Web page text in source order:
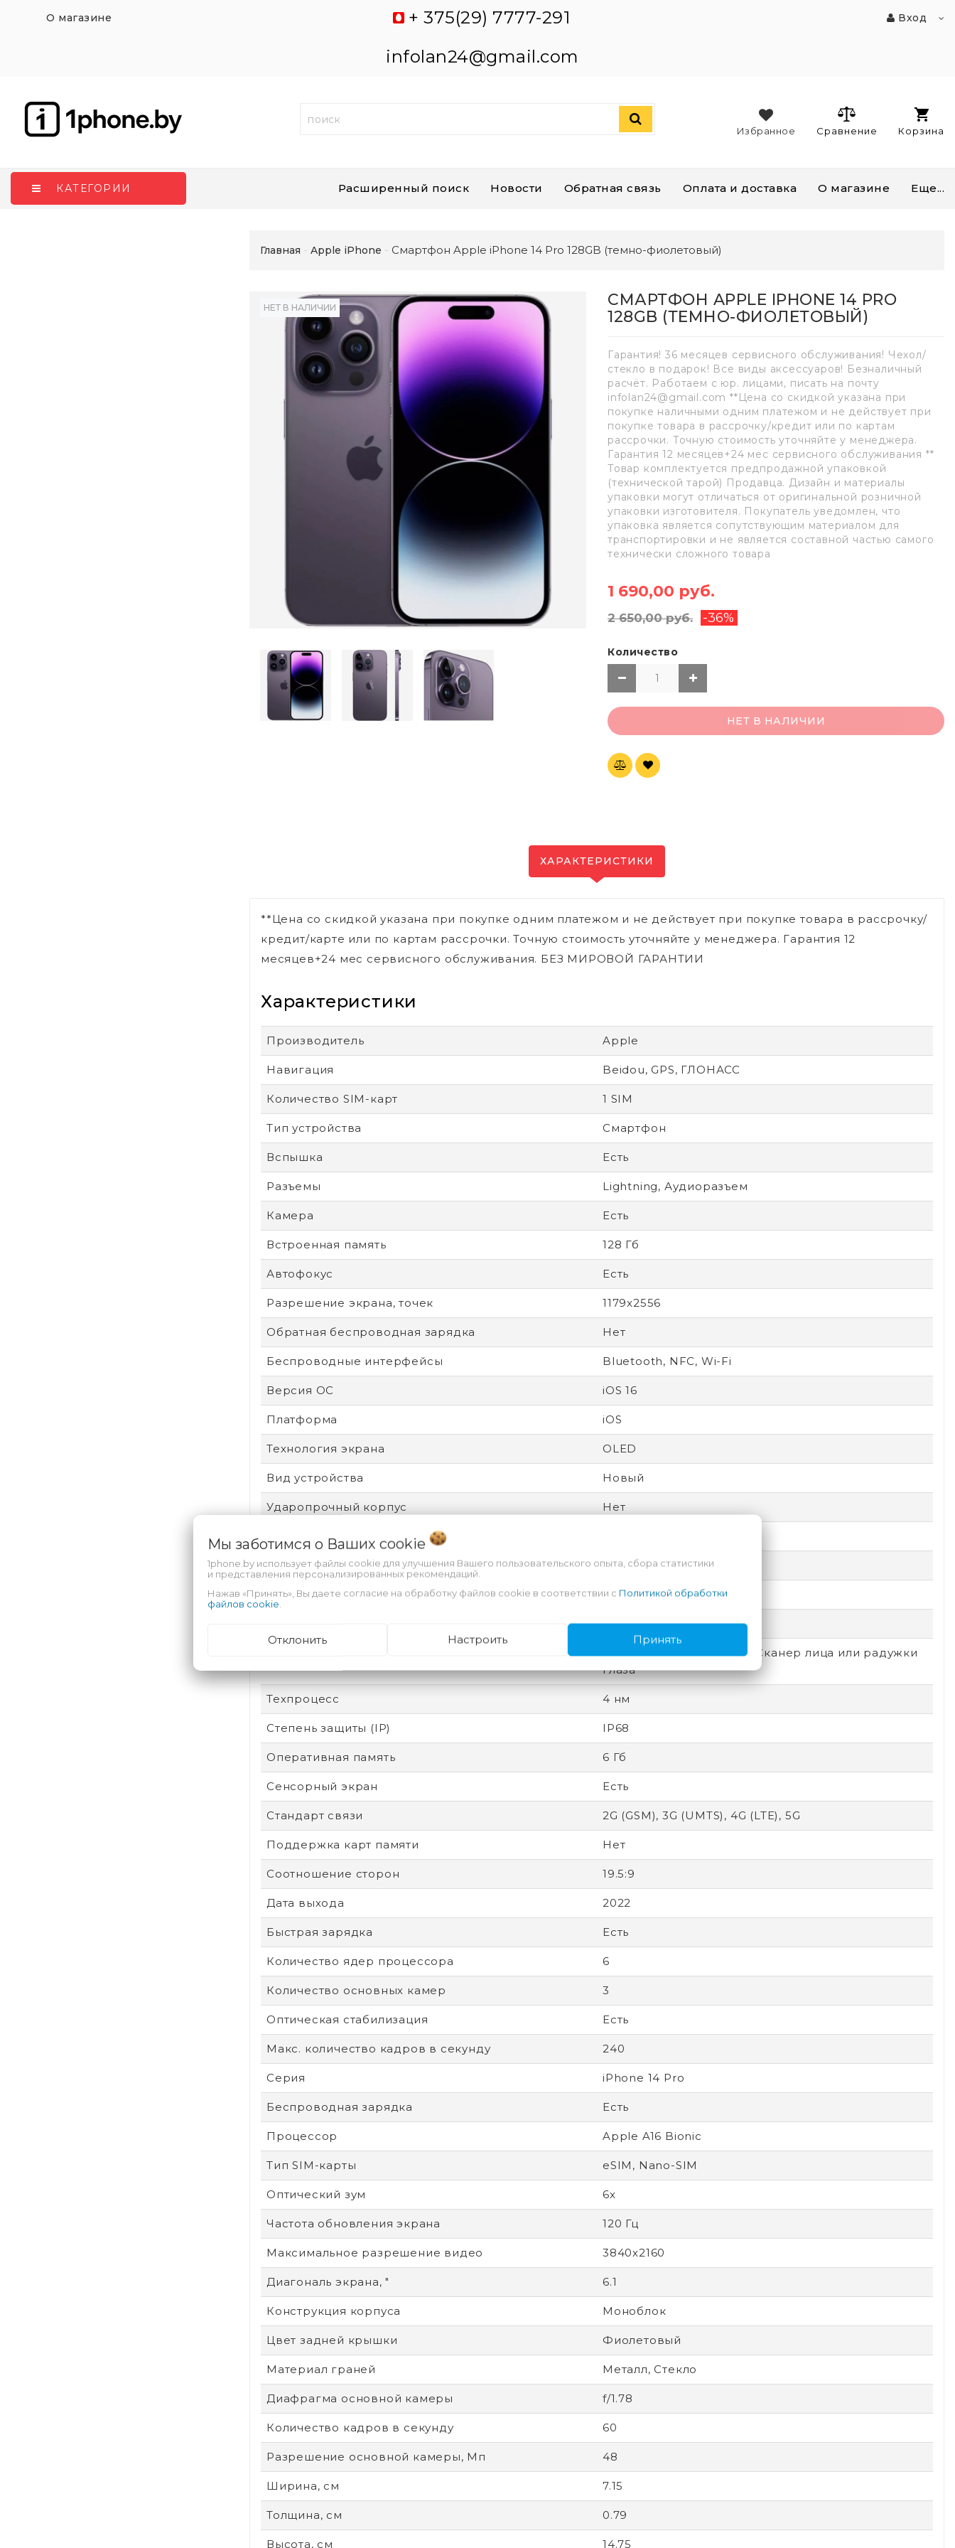
О магазине
+ 375(29) 7777-291
infolan24@gmail.com
Вход
Корзина
Сравнение
Избранное
КАТЕГОРИИ Расширенный поиск Новости Обратная связь Оплата и доставка О магазине Еще...
Главная Apple iPhone Смартфон Apple iPhone 14 Pro 128GB (темно-фиолетовый)
НЕТ В НАЛИЧИИ
СМАРТФОН APPLE IPHONE 14 PRO
128GB (ТЕМНО-ФИОЛЕТОВЫЙ)
Гарантия! 36 месяцев сервисного обслуживания! Чехол/
стекло в подарок! Все виды аксессуаров! Безналичный
расчёт. Работаем с юр. лицами, писать на почту
infolan24@gmail.com **Цена со скидкой указана при
покупке наличными одним платежом и не действует при
покупке товара в рассрочку/кредит или по картам
рассрочки. Точную стоимость уточняйте у менеджера.
Гарантия 12 месяцев+24 мес сервисного обслуживания **
Товар комплектуется предпродажной упаковкой
(технической тарой) Продавца. Дизайн и материалы
упаковки могут отличаться от оригинальной розничной
упаковки изготовителя. Покупатель уведомлен, что
упаковка является сопутствующим материалом для
транспортировки и не является составной частью самого
технически сложного товара
1 690,00 руб.
2 650,00 руб. -36%
Количество
НЕТ В НАЛИЧИИ
ХАРАКТЕРИСТИКИ
**Цена со скидкой указана при покупке одним платежом и не действует при покупке товара в рассрочку/
кредит/карте или по картам рассрочки. Точную стоимость уточняйте у менеджера. Гарантия 12
месяцев+24 мес сервисного обслуживания. БЕЗ МИРОВОЙ ГАРАНТИИ
Характеристики
Производитель Apple
Навигация Beidou, GPS, ГЛОНАСС
Количество SIM-карт 1 SIM
Тип устройства Смартфон
Вспышка Есть
Разъемы Lightning, Аудиоразъем
Камера Есть
Встроенная память 128 Гб
Автофокус Есть
Разрешение экрана, точек 1179x2556
Обратная беспроводная зарядка Нет
Беспроводные интерфейсы Bluetooth, NFC, Wi-Fi
Версия ОС iOS 16
Платформа iOS
Технология экрана OLED
Вид устройства Новый
Ударопрочный корпус Нет
Пыле- и влагозащита
Защита от царапин Ceramic Shield
Производитель процессора Apple
Несъемный
Разблокировка по лицу, Сканер лица или радужки
глаза
Техпроцесс 4 нм
Степень защиты (IP) IP68
Оперативная память 6 Гб
Сенсорный экран Есть
Стандарт связи 2G (GSM), 3G (UMTS), 4G (LTE), 5G
Поддержка карт памяти Нет
Соотношение сторон 19.5:9
Дата выхода 2022
Быстрая зарядка Есть
Количество ядер процессора 6
Количество основных камер 3
Оптическая стабилизация Есть
Макс. количество кадров в секунду 240
Серия iPhone 14 Pro
Беспроводная зарядка Есть
Процессор Apple A16 Bionic
Тип SIM-карты eSIM, Nano-SIM
Оптический зум 6x
Частота обновления экрана 120 Гц
Максимальное разрешение видео 3840x2160
Диагональ экрана, " 6.1
Конструкция корпуса Моноблок
Цвет задней крышки Фиолетовый
Материал граней Металл, Стекло
Диафрагма основной камеры f/1.78
Количество кадров в секунду 60
Разрешение основной камеры, Мп 48
Ширина, см 7.15
Толщина, см 0.79
Высота, см 14.75
Мы заботимся о Ваших cookie
1phone.by использует файлы cookie для улучшения Вашего пользовательского опыта, сбора статистики
и представления персонализированных рекомендаций.
Нажав «Принять», Вы даете согласие на обработку файлов cookie в соответствии с Политикой обработки
файлов cookie
Отклонить Настроить Принять